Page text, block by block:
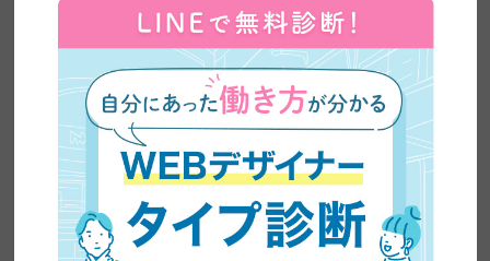
ZEROICHI TIMESは、副業・兼業の解禁や普及、
AIの台頭によるスキル需要の変化など、大きく変
わりつつある働き方をめぐる環境をふまえ、在宅
ワーク・副業といった新しい働き方から、WEBデ
ザインやWEBライティングなどのリスキリングま
で、これからの時代に必要な情報をわかりやす
く、かつ専門的に発信しています。記事は、自社
の現役クリエイターの知見をもとに制作。未経験
から転職・フリーランスへの転身を果たした4,500
名超の卒業生の実体験や、実際のインタビューも